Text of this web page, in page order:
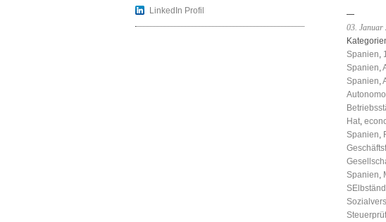
LinkedIn Profil
03. Januar
Spanien
Spanien
Spanien
Hat
Spanien
Spanien